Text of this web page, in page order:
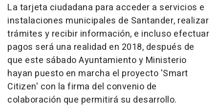
La tarjeta ciudadana para acceder a servicios e
instalaciones municipales de Santander, realizar
trámites y recibir información, e incluso efectuar
pagos será una realidad en 2018, después de
que este sábado Ayuntamiento y Ministerio
hayan puesto en marcha el proyecto 'Smart
Citizen' con la firma del convenio de
colaboración que permitirá su desarrollo.